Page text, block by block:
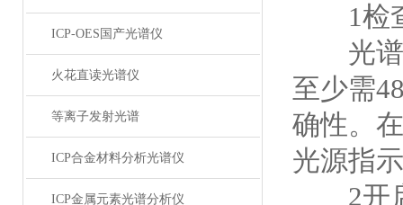
ICP-OES国产光谱仪
火花直读光谱仪
等离子发射光谱
ICP合金材料分析光谱仪
ICP金属元素光谱分析仪
1检查
光谱
至少需
确性。
光源指
2开启